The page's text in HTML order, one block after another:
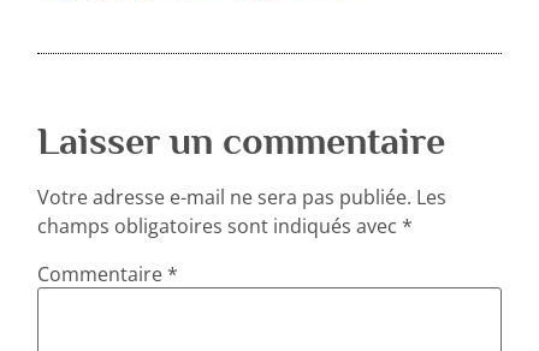
Laisser un commentaire
Votre adresse e-mail ne sera pas publiée. Les
champs obligatoires sont indiqués avec*
Commentaire*